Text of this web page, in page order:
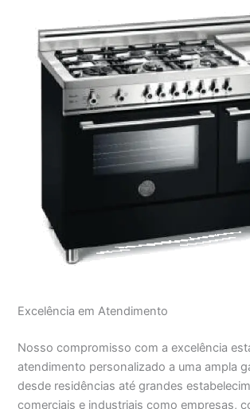
Excelência em Atendimento
Nosso compromisso com a excelência
atendimento personalizado a uma ampla
desde residências até grandes
comerciais e industriais como empresas,